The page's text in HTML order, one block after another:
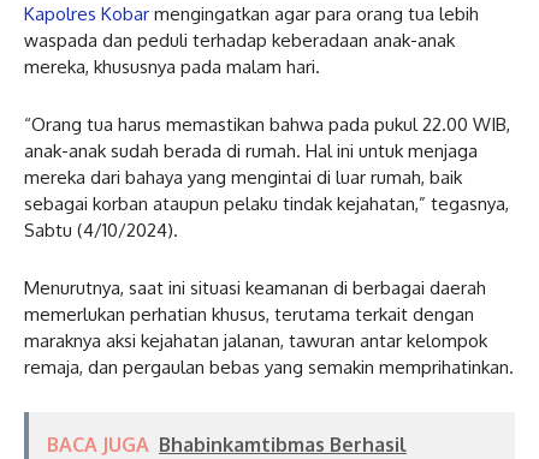
Kapolres Kobar mengingatkan agar para orang tua lebih
waspada dan peduli terhadap keberadaan anak-anak
mereka, khususnya pada malam hari.
“Orang tua harus memastikan bahwa pada pukul 22.00 WIB,
anak-anak sudah berada di rumah. Hal ini untuk menjaga
mereka dari bahaya yang mengintai di luar rumah, baik
sebagai korban ataupun pelaku tindak kejahatan,” tegasnya,
Sabtu (4/10/2024).
Menurutnya, saat ini situasi keamanan di berbagai daerah
memerlukan perhatian khusus, terutama terkait dengan
maraknya aksi kejahatan jalanan, tawuran antar kelompok
remaja, dan pergaulan bebas yang semakin memprihatinkan.
BACA JUGA Bhabinkamtibmas Berhasil